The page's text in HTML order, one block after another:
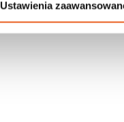
Ustawienia